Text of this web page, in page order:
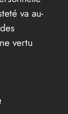
va au-
vertu